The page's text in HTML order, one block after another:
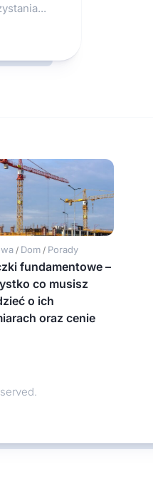
/ Dom/ Porady
fundamentowe –
co musisz
o ich
oraz cenie